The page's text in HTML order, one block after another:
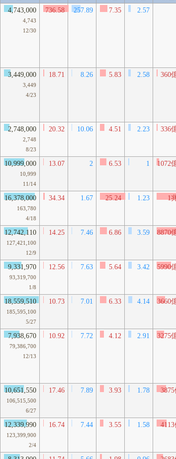
4,743,000
4,743
12/30
736.58 257.89 7.35 2.57
3,449,000
3,449
4/23
18.71 8.26 5.83 2.58 360
2,748,000
2,748
8/23
20.32 10.06 4.51 2.23 336
10,999,000
10,999
11/14
13.07 2 6.53 1 1072
16,378,000
163,780
4/18
34.34 1.67 25.24 1.23 1
12,742,110
127,421,100
12/9
14.25 7.46 6.86 3.59 8870
9,331,970
93,319,700
1/8
12.56 7.63 5.64 3.42 5990
18,559,510
185,595,100
5/27
10.73 7.01 6.33 4.14 3660
7,938,670
79,386,700
12/13
10.92 7.72 4.12 2.91 3275
10,651,550
106,515,500
6/27
17.46 7.89 3.93 1.78
12,339,990
123,399,900
2/4
16.74 7.44 3.55 1.58